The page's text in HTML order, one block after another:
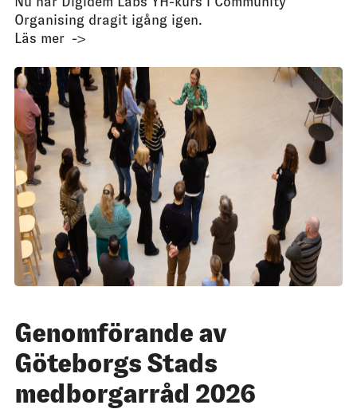
Organising dragit igång igen.
Läs mer
Genomförande av
Göteborgs Stads
medborgarråd 2026